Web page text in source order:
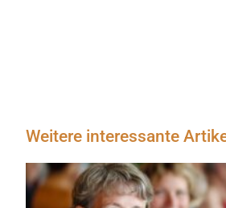
Weitere interessante